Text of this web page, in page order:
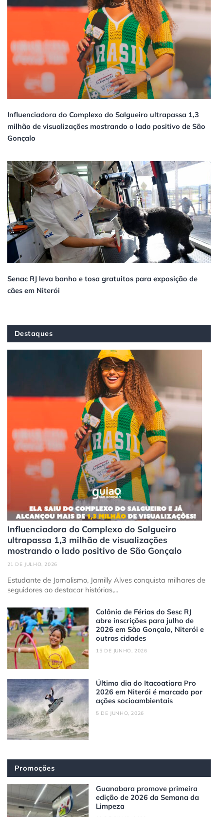
Influenciadora do Complexo do Salgueiro ultrapassa 1,3
milhão de visualizações mostrando o lado positivo de São
Gonçalo
Senac RJ leva banho e tosa gratuitos para exposição de
cães em Niterói
Destaques
Influenciadora do Complexo do Salgueiro
ultrapassa 1,3 milhão de visualizações
mostrando o lado positivo de São Gonçalo
21 DE JULHO, 2026
Estudante de Jornalismo, Jamilly Alves conquista milhares de
seguidores ao destacar histórias,...
Colônia de Férias do Sesc RJ
abre inscrições para julho de
2026 em São Gonçalo, Niterói e
outras cidades
15 DE JUNHO, 2026
Último dia do Itacoatiara Pro
2026 em Niterói é marcado por
ações socioambientais
5 DE JUNHO, 2026
Promoções
Guanabara promove primeira
edição de 2026 da Semana da
Limpeza